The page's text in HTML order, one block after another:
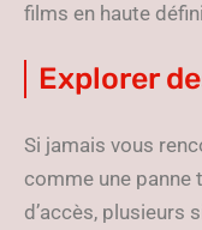
films en haute
Explorer
Si jamais vous
comme une panne
d’accès, plusieurs